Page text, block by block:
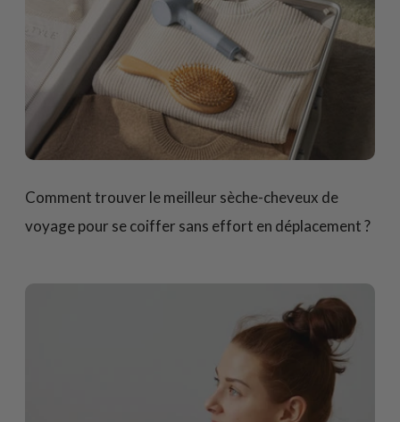
Comment trouver le meilleur sèche-cheveux de
voyage pour se coiffer sans effort en déplacement ?